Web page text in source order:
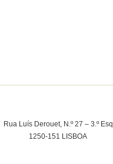
Rua Luís Derouet, N.º 27 – 3.º Esq
1250-151 LISBOA